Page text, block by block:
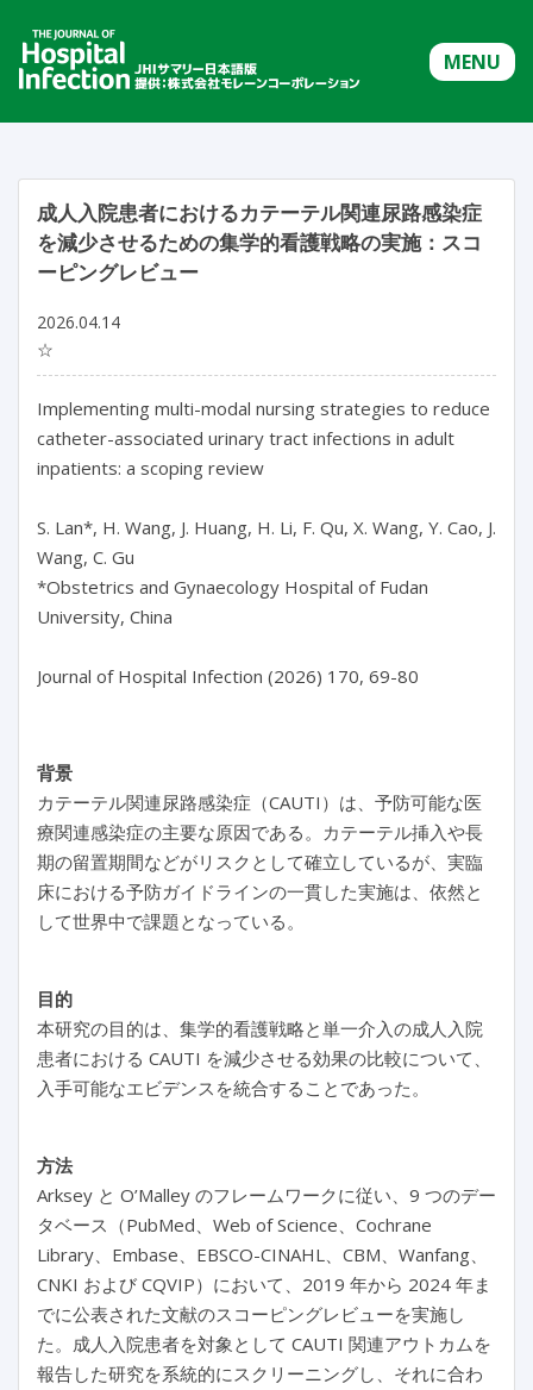
MENU
成人入院患者におけるカテーテル関連尿路感染症
を減少させるための集学的看護戦略の実施：スコ
ーピングレビュー
2026.04.14
☆
Implementing multi-modal nursing strategies to reduce
catheter-associated urinary tract infections in adult
inpatients: a scoping review
S. Lan*, H. Wang, J. Huang, H. Li, F. Qu, X. Wang, Y. Cao, J.
Wang, C. Gu
*Obstetrics and Gynaecology Hospital of Fudan
University, China
背景
カテーテル関連尿路感染症（CAUTI）は、予防可能な医
療関連感染症の主要な原因である。カテーテル挿入や長
期の留置期間などがリスクとして確立しているが、実臨
床における予防ガイドラインの一貫した実施は、依然と
して世界中で課題となっている。
目的
本研究の目的は、集学的看護戦略と単一介入の成人入院
患者における CAUTI を減少させる効果の比較について、
入手可能なエビデンスを統合することであった。
方法
Arksey と O’Malley のフレームワークに従い、9 つのデー
タベース（PubMed、Web of Science、Cochrane
Library、Embase、EBSCO-CINAHL、CBM、Wanfang、
CNKI および CQVIP）において、2019 年から 2024 年ま
でに公表された文献のスコーピングレビューを実施し
た。成人入院患者を対象として CAUTI 関連アウトカムを
報告した研究を系統的にスクリーニングし、それに合わ